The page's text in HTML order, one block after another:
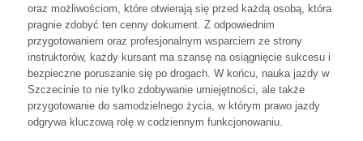
oraz możliwościom, które otwierają się przed każdą osobą, która
pragnie zdobyć ten cenny dokument. Z odpowiednim
przygotowaniem oraz profesjonalnym wsparciem ze strony
instruktorów, każdy kursant ma szansę na osiągnięcie sukcesu i
bezpieczne poruszanie się po drogach. W końcu, nauka jazdy w
Szczecinie to nie tylko zdobywanie umiejętności, ale także
przygotowanie do samodzielnego życia, w którym prawo jazdy
odgrywa kluczową rolę w codziennym funkcjonowaniu.